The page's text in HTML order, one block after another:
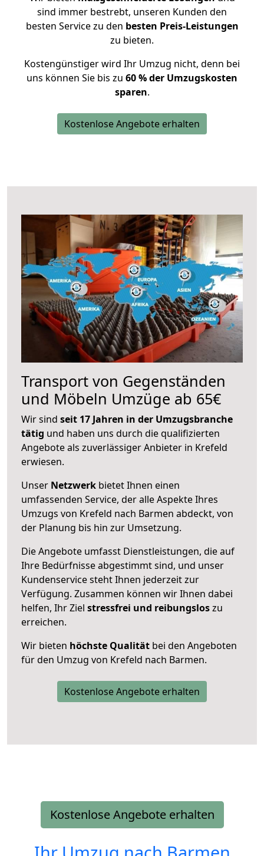
sind immer bestrebt, unseren Kunden den
besten Service zu den besten Preis-Leistungen
zu bieten.
Kostengünstiger wird Ihr Umzug nicht, denn bei
uns können Sie bis zu 60 % der Umzugskosten
sparen.
Kostenlose Angebote erhalten
Transport von Gegenständen
und Möbeln Umzüge ab 65€
Wir sind seit 17 Jahren in der Umzugsbranche
tätig und haben uns durch die qualifizierten
Angebote als zuverlässiger Anbieter in Krefeld
erwiesen.
Unser Netzwerk bietet Ihnen einen
umfassenden Service, der alle Aspekte Ihres
Umzugs von Krefeld nach Barmen abdeckt, von
der Planung bis hin zur Umsetzung.
Die Angebote umfasst Dienstleistungen, die auf
Ihre Bedürfnisse abgestimmt sind, und unser
Kundenservice steht Ihnen jederzeit zur
Verfügung. Zusammen können wir Ihnen dabei
helfen, Ihr Ziel stressfrei und reibungsloszu
erreichen.
Wir bieten höchste Qualität bei den Angeboten
für den Umzug von Krefeld nach Barmen.
Kostenlose Angebote erhalten
Kostenlose Angebote erhalten